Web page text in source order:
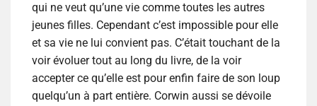
qui ne veut qu’une vie comme toutes les autres
jeunes filles. Cependant c’est impossible pour elle
et sa vie ne lui convient pas. C’était touchant de la
voir évoluer tout au long du livre, de la voir
accepter ce qu’elle est pour enfin faire de son loup
quelqu’un à part entière. Corwin aussi se dévoile